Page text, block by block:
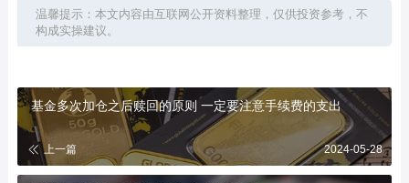
温馨提示：本文内容由互联网公开资料整理，仅供投资参考，不
构成实操建议。
基金多次加仓之后赎回的原则 一定要注意手续费的支出
上一篇 2024-05-28